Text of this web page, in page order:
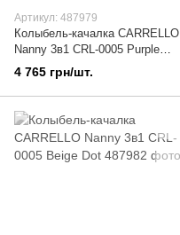
Артикул: 487979
Колыбель-качалка CARRELLO
Nanny 3в1 CRL-0005 Purple
Line
4 765 грн/шт.